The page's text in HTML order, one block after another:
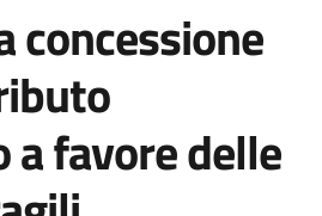
concessione
a favore delle